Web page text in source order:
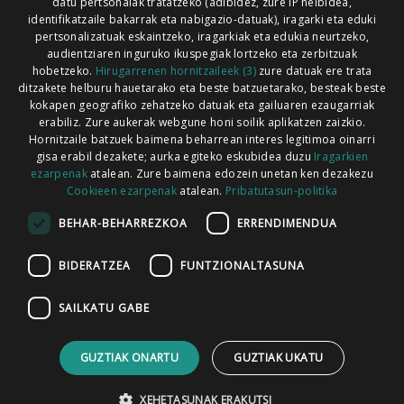
Xorroxin irratia | Lesaka | T. 948638288
Codesyntaxek garatua
HARREMANETARAKO
identifikatzaile bakarrak eta nabigazio-datuak), iragarki eta eduki
pertsonalizatuak eskaintzeko, iragarkiak eta edukia neurtzeko,
audientziaren inguruko ikuspegiak lortzeko eta zerbitzuak
hobetzeko. Hirugarrenen hornitzaileek (3)zure datuak ere trata
ditzakete helburu hauetarako eta beste batzuetarako, besteak beste
kokapen geografiko zehatzeko datuak eta gailuaren ezaugarriak
erabiliz. Zure aukerak webgune honi soilik aplikatzen zaizkio.
Hornitzaile batzuek baimena beharrean interes legitimoa oinarri
gisa erabil dezakete; aurka egiteko eskubidea duzu Iragarkien
ezarpenakatalean. Zure baimena edozein unetan ken dezakezu
Cookieen ezarpenak atalean. Pribatutasun-politika
BEHAR-BEHARREZKOA ERRENDIMENDUA
BIDERATZEA FUNTZIONALTASUNA
SAILKATU GABE
GUZTIAK ONARTU GUZTIAK UKATU
XEHETASUNAK ERAKUTSI